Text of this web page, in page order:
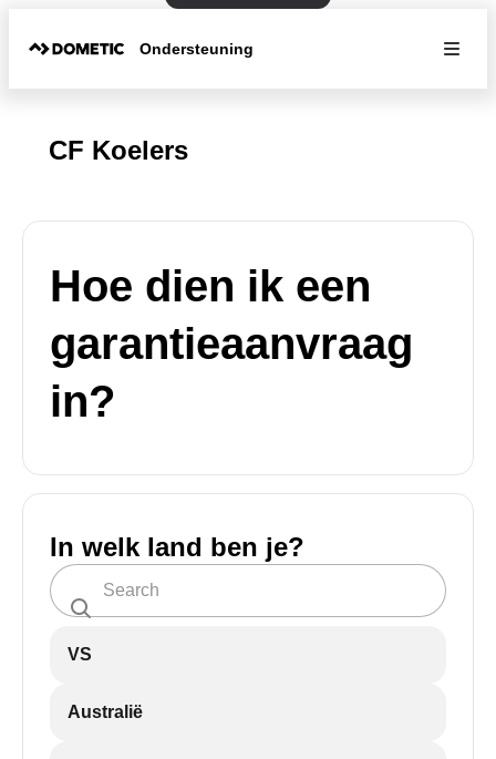
Ondersteuning
CF Koelers
Hoe dien ik een
garantieaanvraag
in?
In welk land ben je?
VS
Australië